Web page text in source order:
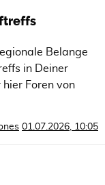
Belange
in Deiner
Foren von
01.07.2026, 10:05